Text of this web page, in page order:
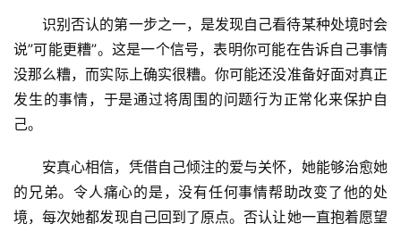
识别否认的第一步之一，是发现自己看待某种处境时会
说”可能更糟”。这是一个信号，表明你可能在告诉自己事情
没那么糟，而实际上确实很糟。你可能还没准备好面对真正
发生的事情，于是通过将周围的问题行为正常化来保护自
己。
安真心相信，凭借自己倾注的爱与关怀，她能够治愈她
的兄弟。令人痛心的是，没有任何事情帮助改变了他的处
境，每次她都发现自己回到了原点。否认让她一直抱着愿望